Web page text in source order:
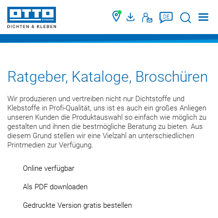
DE Suche
Ratgeber, Kataloge, Broschüren
Wir produzieren und vertreiben nicht nur Dichtstoffe und
Klebstoffe in Profi-Qualität, uns ist es auch ein großes Anliegen
unseren Kunden die Produktauswahl so einfach wie möglich zu
gestalten und ihnen die bestmögliche Beratung zu bieten. Aus
diesem Grund stellen wir eine Vielzahl an unterschiedlichen
Printmedien zur Verfügung.
Online verfügbar
Als PDF downloaden
Gedruckte Version gratis bestellen